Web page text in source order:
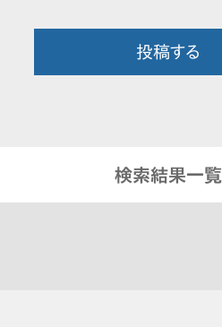
投稿する
検索結果一覧